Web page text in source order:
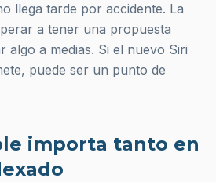
llega tarde por accidente. La
a tener una propuesta
algo a medias. Si el nuevo Siri
puede ser un punto de
importa tanto en